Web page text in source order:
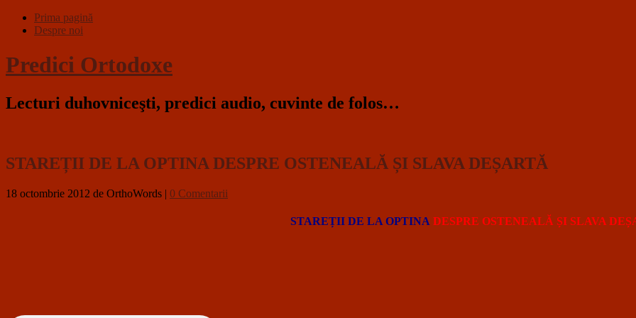
Prima pagină
Despre noi
Predici Ortodoxe
Lecturi duhovniceşti, predici audio, cuvinte de folos…
STAREȚII DE LA OPTINA DESPRE OSTENEALĂ ȘI SLAVA DEȘARTĂ
18 octombrie 2012 de OrthoWords | 0 Comentarii
STAREȚII DE LA OPTINA DESPRE OSTENEALĂ ȘI SLAVA